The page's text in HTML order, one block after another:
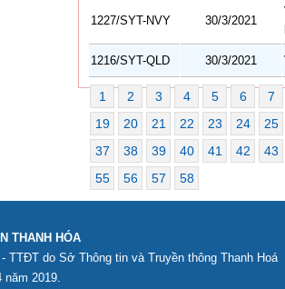
1227/SYT-NVY 30/3/2021
1216/SYT-QLD 30/3/2021
1 2 3 4 5 6
7
19
20 21 22 23 24
25
37
38 39 40 41 42
43
55
56 57 58
THANH HÓA
TTĐT do Sở Thông tin và Truyền thông Thanh Hoá
năm 2019.